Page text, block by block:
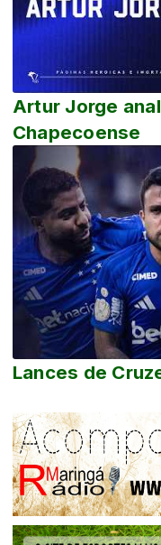
Artur Jorge
Chapecoense
Lances de